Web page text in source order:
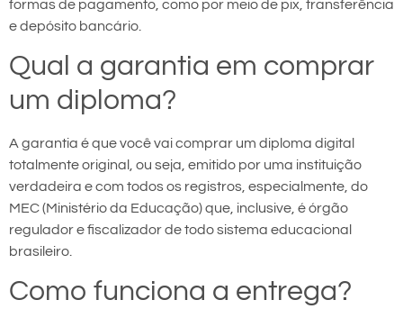
formas de pagamento, como por meio de pix, transferência
e depósito bancário.
Qual a garantia em comprar
um diploma?
A garantia é que você vai comprar um diploma digital
totalmente original, ou seja, emitido por uma instituição
verdadeira e com todos os registros, especialmente, do
MEC (Ministério da Educação) que, inclusive, é órgão
regulador e fiscalizador de todo sistema educacional
brasileiro.
Como funciona a entrega?